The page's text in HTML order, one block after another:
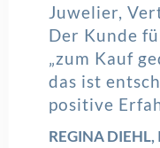
Juwelier,
Der Kunde
„zum Kauf
das ist
positive
REGINA